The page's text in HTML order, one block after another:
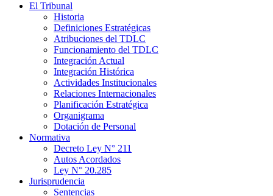
El Tribunal
Historia
Definiciones Estratégicas
Atribuciones del TDLC
Funcionamiento del TDLC
Integración Actual
Integración Histórica
Actividades Institucionales
Relaciones Internacionales
Planificación Estratégica
Organigrama
Dotación de Personal
Normativa
Decreto Ley N° 211
Autos Acordados
Ley N° 20.285
Jurisprudencia
Sentencias